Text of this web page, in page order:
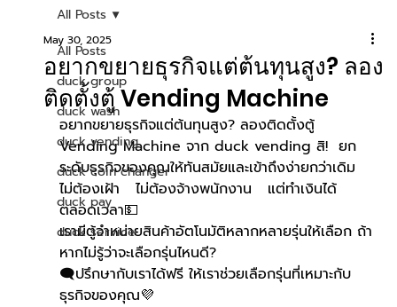
All Posts
duck group
duck wash
duck vending
duck coin changer
duck pay
duck service
All Posts
อยากขยายธุรกิจแต่ต้นทุนสูง? ลอง
ติดตั้งตู้ Vending Machine
May 30, 2025
อยากขยายธุรกิจแต่ต้นทุนสูง? ลองติดตั้งตู้
Vending Machine จาก duck vending สิ! ยก
ระดับธุรกิจของคุณให้ทันสมัยและเข้าถึงง่ายกว่าเดิม
ไม่ต้องเฝ้า   ไม่ต้องจ้างพนักงาน   แต่ทำเงินได้
ตลอดเวลา💵
เรามีตู้จำหน่ายสินค้าอัตโนมัติหลากหลายรุ่นให้เลือก ถ้า
หากไม่รู้ว่าจะเลือกรุ่นไหนดี?
🗨️ปรึกษากับเราได้ฟรี ให้เราช่วยเลือกรุ่นที่เหมาะกับ
ธุรกิจของคุณ💜